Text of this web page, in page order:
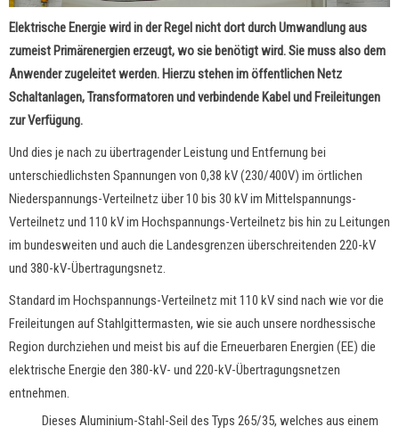
Elektrische Energie wird in der Regel nicht dort durch Umwandlung aus
zumeist Primärenergien erzeugt, wo sie benötigt wird. Sie muss also dem
Anwender zugeleitet werden. Hierzu stehen im öffentlichen Netz
Schaltanlagen, Transformatoren und verbindende Kabel und Freileitungen
zur Verfügung.
Und dies je nach zu übertragender Leistung und Entfernung bei
unterschiedlichsten Spannungen von 0,38 kV (230/400V) im örtlichen
Niederspannungs-Verteilnetz über 10 bis 30 kV im Mittelspannungs-
Verteilnetz und 110 kV im Hochspannungs-Verteilnetz bis hin zu Leitungen
im bundesweiten und auch die Landesgrenzen überschreitenden 220-kV
und 380-kV-Übertragungsnetz.
Standard im Hochspannungs-Verteilnetz mit 110 kV sind nach wie vor die
Freileitungen auf Stahlgittermasten, wie sie auch unsere nordhessische
Region durchziehen und meist bis auf die Erneuerbaren Energien (EE) die
elektrische Energie den 380-kV- und 220-kV-Übertragungsnetzen
entnehmen.
Dieses Aluminium-Stahl-Seil des Typs 265/35, welches aus einem